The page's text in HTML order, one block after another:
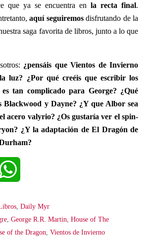
que ya se encuentra en la recta final.
aquí seguiremosdisfrutando de la
saga favorita de libros, junto a lo que
¿pensáis que Vientos de Invierno
luz? ¿Por qué creéis que escribir los
tan complicado para George? ¿Qué
Blackwood y Dayne? ¿Y que Albor sea
acero valyrio? ¿Os gustaría ver el spin-
¿Y la adaptación de El Dragón de
a
Daily Myr
George R.R. Martin House of The
of the Dragon Vientos de Invierno